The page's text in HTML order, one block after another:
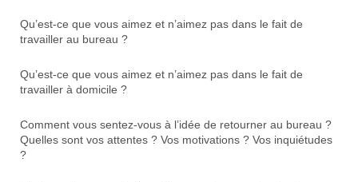
Qu’est-ce que vous aimez et n’aimez pas dans le fait de
travailler au bureau ?
Qu’est-ce que vous aimez et n’aimez pas dans le fait de
travailler à domicile ?
Comment vous sentez-vous à l’idée de retourner au bureau ?
Quelles sont vos attentes ? Vos motivations ? Vos inquiétudes
?